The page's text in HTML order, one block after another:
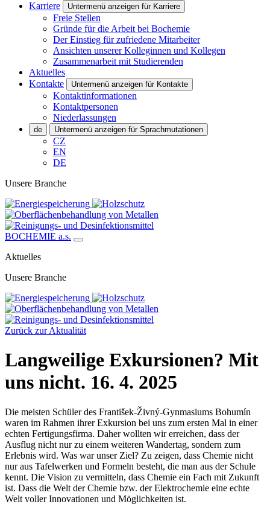
Karriere
Untermenü anzeigen für Karriere
Freie Stellen
Gründe für die Arbeit bei Bochemie
Der Einstieg für zufriedene Mitarbeiter
Ansichten unserer Kolleginnen und Kollegen
Zusammenarbeit mit Studierenden
Aktuelles
Kontakte
Untermenü anzeigen für Kontakte
Kontaktinformationen
Kontaktpersonen
Niederlassungen
de Untermenü anzeigen für Sprachmutationen
CZ
EN
DE
Unsere Branche
BOCHEMIE a.s.
Aktuelles
Unsere Branche
Zurück zur Aktualität
Langweilige Exkursionen? Mit
uns nicht. 16. 4. 2025
Die meisten Schüler des František-Živný-Gynmasiums Bohumín
waren im Rahmen ihrer Exkursion bei uns zum ersten Mal in einer
echten Fertigungsfirma. Daher wollten wir erreichen, dass der
Ausflug nicht nur zu einem weiteren Wandertag, sondern zum
Erlebnis wird. Was war unser Ziel? Zu zeigen, dass Chemie nicht
nur aus Tafelwerken und Formeln besteht, die man aus der Schule
kennt. Die Vision zu vermitteln, dass Chemie ein Fach mit Zukunft
ist. Dass die Welt der Chemie bzw. der Elektrochemie eine echte
Welt voller Innovationen und Möglichkeiten ist.